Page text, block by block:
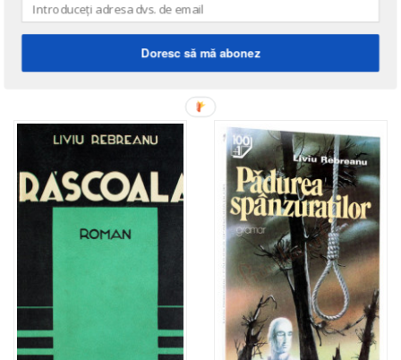
AUTORI ROMÂNI
bibliofila pe hartie de
tigarete)
Doresc să mă abonez